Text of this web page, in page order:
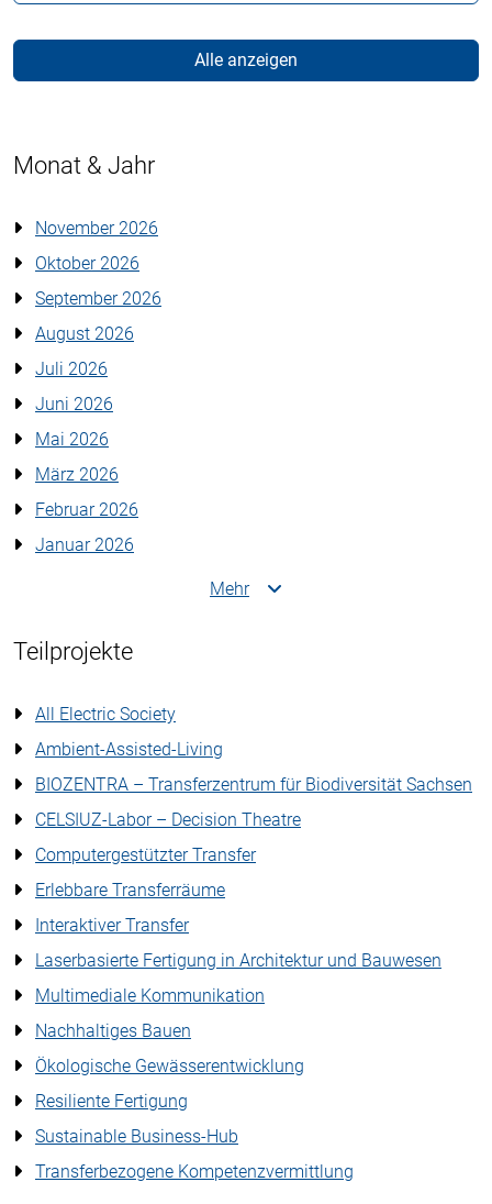
Alle anzeigen
Monat & Jahr
November 2026
Oktober 2026
September 2026
August 2026
Juli 2026
Juni 2026
Mai 2026
März 2026
Februar 2026
Januar 2026
Mehr
Teilprojekte
All Electric Society
Ambient-Assisted-Living
BIOZENTRA – Transferzentrum für Biodiversität Sachsen
CELSIUZ-Labor – Decision Theatre
Computergestützter Transfer
Erlebbare Transferräume
Interaktiver Transfer
Laserbasierte Fertigung in Architektur und Bauwesen
Multimediale Kommunikation
Nachhaltiges Bauen
Ökologische Gewässerentwicklung
Resiliente Fertigung
Sustainable Business-Hub
Transferbezogene Kompetenzvermittlung